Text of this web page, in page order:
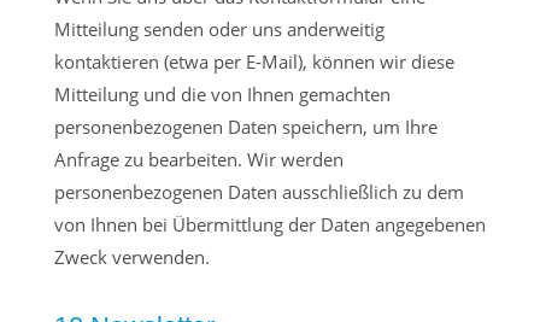
Mitteilung senden oder uns anderweitig
kontaktieren (etwa per E-Mail), können wir diese
Mitteilung und die von Ihnen gemachten
personenbezogenen Daten speichern, um Ihre
Anfrage zu bearbeiten. Wir werden
personenbezogenen Daten ausschließlich zu dem
von Ihnen bei Übermittlung der Daten angegebenen
Zweck verwenden.